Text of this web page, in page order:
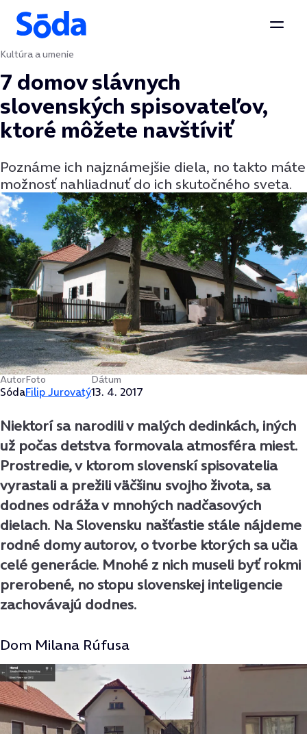
Preskočiť na obsah
Kultúra a umenie
7 domov slávnych
slovenských spisovateľov,
ktoré môžete navštíviť
Poznáme ich najznámejšie diela, no takto máte
možnosť nahliadnuť do ich skutočného sveta.
Autor
Sóda
Foto
Filip Jurovatý
Dátum
13. 4. 2017
Niektorí sa narodili v malých dedinkách, iných
už počas detstva formovala atmosféra miest.
Prostredie, v ktorom slovenskí spisovatelia
vyrastali a prežili väčšinu svojho života, sa
dodnes odráža v mnohých nadčasových
dielach. Na Slovensku našťastie stále nájdeme
rodné domy autorov, o tvorbe ktorých sa učia
celé generácie. Mnohé z nich museli byť rokmi
prerobené, no stopu slovenskej inteligencie
zachovávajú dodnes.
Dom Milana Rúfusa